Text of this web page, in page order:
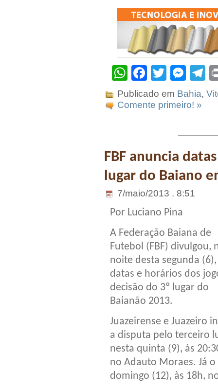
WhatsApp
Facebook
Twitter
Publicado em Bahia,
Comente primeiro! »
FBF anuncia
lugar do Baiano
7/maio/2013 . 8:51
Por Luciano Pina
A Federação Baiana de
Futebol (FBF) divulgou,
noite desta segunda (6),
datas e horários dos
decisão do 3º lugar do
Baianão 2013.
Juazeirense e Juazeiro
a disputa pelo terceiro
nesta quinta (9), às
no Adauto Moraes. Já
domingo (12), às 18h,